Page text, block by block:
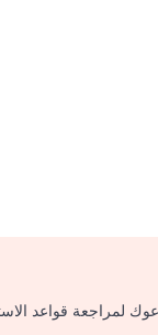
لمراجعة قواعد